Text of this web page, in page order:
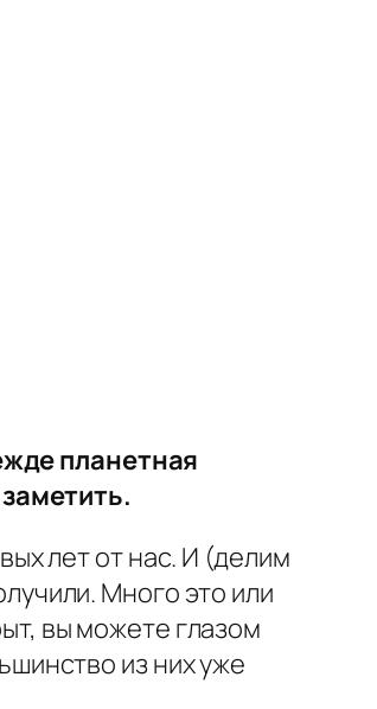
планетная
лет от нас. И (делим
Много это или
вы можете глазом
из них уже